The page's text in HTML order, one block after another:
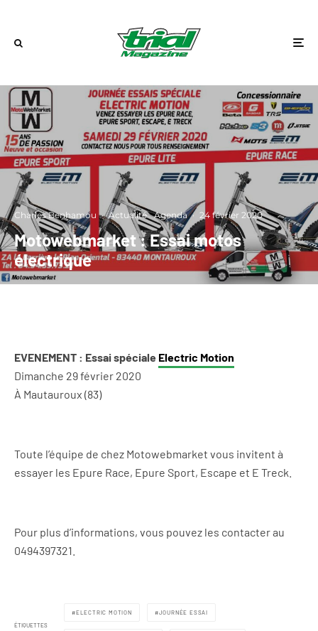
Charles Benhamou · Actualité Agenda · 24 février 2020
Motowebmarket : Essai motos
électrique
EVENEMENT : Essai spéciale Electric Motion
Dimanche 29 février 2020
À Mautauroux (83)
Toute l’équipe de chez Motowebmarket vous invitent à
essayer les Epure Race, Epure Sport, Escape et E Treck.
Pour plus d’informations, vous pouvez les contacter au
0494397321.
ÉTIQUETTES
ELECTRIC MOTION JOURNÉE ESSAI